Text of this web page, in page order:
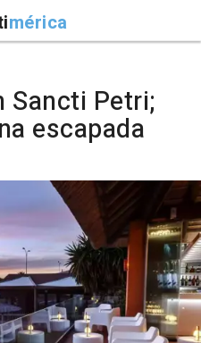
mérica
Sancti Petri;
escapada